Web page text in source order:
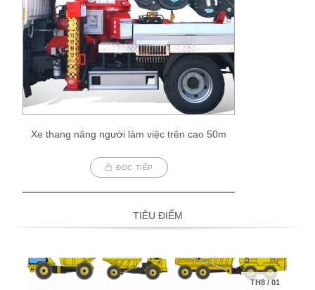
Xe thang nâng người làm việc trên cao 50m
ĐỌC TIẾP
TIÊU ĐIỂM
TH8/01